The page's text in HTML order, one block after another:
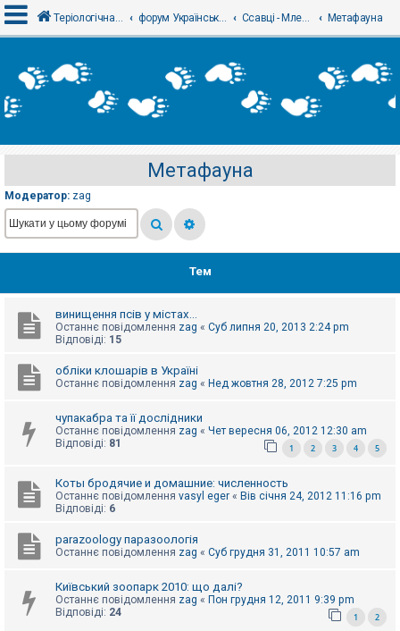
х
і
е
є
с
т
р
а
Т
м
б
Теріологічна школа форум Українського теріологічного товариства Ссавці - Млекопитающие Метафауна
Метафауна
Модератор: zag
Тем
винищення псів у містах...
Останнє повідомлення zag « Суб липня 20, 2013 2:24 pm
Відповіді: 15
обліки клошарів в Україні
Останнє повідомлення zag « Нед жовтня 28, 2012 7:25 pm
чупакабра та її дослідники
Останнє повідомлення zag « Чет вересня 06, 2012 12:30 am
Відповіді: 81 1 2 3 4 5
Коты бродячие и домашние: численность
Останнє повідомлення vasyl eger « Вів січня 24, 2012 11:16 pm
Відповіді: 6
parazoology паразоологія
Останнє повідомлення zag « Суб грудня 31, 2011 10:57 am
Київський зоопарк 2010: що далі?
Останнє повідомлення zag « Пон грудня 12, 2011 9:39 pm
Відповіді: 24 1 2